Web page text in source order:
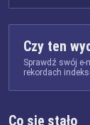
Czy ten
Sprawdź swój
rekordach
Co się stało